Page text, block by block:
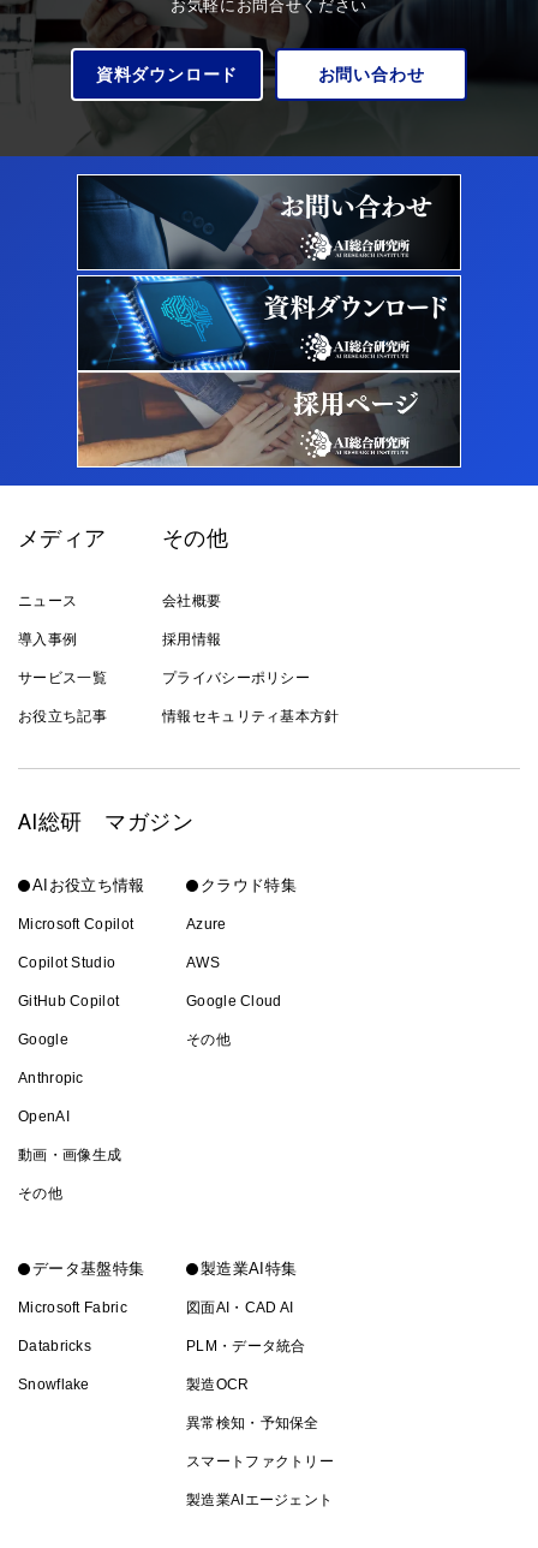
お気軽にお問合せください
資料ダウンロード お問い合わせ
メディア
ニュース
導入事例
サービス一覧
お役立ち記事
その他
会社概要
採用情報
プライバシーポリシー
情報セキュリティ基本方針
AI総研 マガジン
AIお役立ち情報
Microsoft Copilot
Copilot Studio
GitHub Copilot
Google
Anthropic
OpenAI
動画・画像生成
その他
クラウド特集
Azure
AWS
Google Cloud
その他
データ基盤特集
Microsoft Fabric
Databricks
Snowflake
製造業AI特集
図面AI・CAD AI
PLM・データ統合
製造OCR
異常検知・予知保全
スマートファクトリー
製造業AIエージェント